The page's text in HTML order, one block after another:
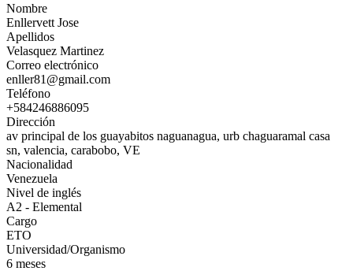
Nombre
Enllervett Jose
Apellidos
Velasquez Martinez
Correo electrónico
enller81@gmail.com
Teléfono
+584246886095
Dirección
av principal de los guayabitos naguanagua, urb chaguaramal casa
sn, valencia, carabobo, VE
Nacionalidad
Venezuela
Nivel de inglés
A2 - Elemental
Cargo
ETO
Universidad/Organismo
6 meses